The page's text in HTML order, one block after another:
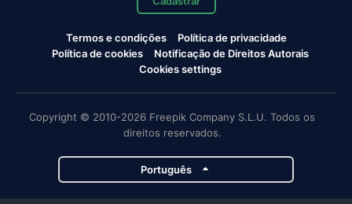
Termos e condições
Política de privacidade
Política de cookies
Notificação de Direitos Autorais
Cookies settings
Copyright © 2010-2026 Freepik Company S.L.U. Todos os
direitos reservados.
Português